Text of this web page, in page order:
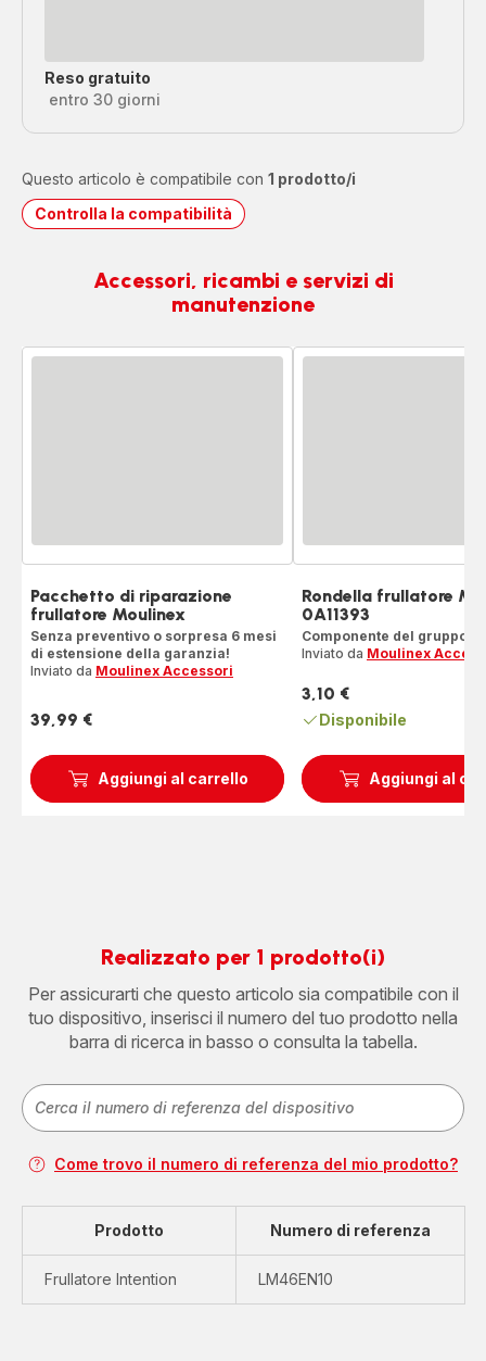
Reso gratuito
entro 30 giorni
Questo articolo è compatibile con 1 prodotto/i
Controlla la compatibilità
Accessori, ricambi e servizi di
manutenzione
Aggiungi al carrello
Pacchetto di riparazione
frullatore Moulinex
Senza preventivo o sorpresa 6 mesi
di estensione della garanzia!
Inviato da Moulinex Accessori
Prezzo
39,99 €
Aggiungi al
Rondella frullatore
0A11393
Componente del gruppo
Inviato da Moulinex
Prezzo
3,10 €
Disponibile
Realizzato per 1 prodotto(i)
Per assicurarti che questo articolo sia compatibile con il
tuo dispositivo, inserisci il numero del tuo prodotto nella
barra di ricerca in basso o consulta la tabella.
Come trovo il numero di referenza del mio prodotto?
Prodotto Numero di referenza
Frullatore Intention LM46EN10